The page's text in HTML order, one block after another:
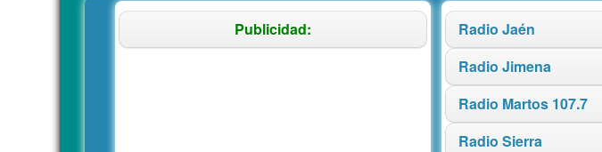
Publicidad:
Radio Jaén
Radio Jimena
Radio Martos 107.7
Radio Sierra